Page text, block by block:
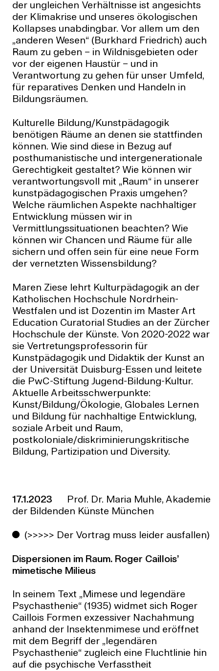
der ungleichen Verhältnisse ist angesichts
der Klimakrise und unseres ökologischen
Kollapses unabdingbar. Vor allem um den
„anderen Wesen“ (Burkhard Friedrich) auch
Raum zu geben – in Wildnisgebieten oder
vor der eigenen Haustür – und in
Verantwortung zu gehen für unser Umfeld,
für reparatives Denken und Handeln in
Bildungsräumen.
Kulturelle Bildung/Kunstpädagogik
benötigen Räume an denen sie stattfinden
können. Wie sind diese in Bezug auf
posthumanistische und intergenerationale
Gerechtigkeit gestaltet? Wie können wir
verantwortungsvoll mit „Raum“ in unserer
kunstpädagogischen Praxis umgehen?
Welche räumlichen Aspekte nachhaltiger
Entwicklung müssen wir in
Vermittlungssituationen beachten? Wie
können wir Chancen und Räume für alle
sichern und offen sein für eine neue Form
der vernetzten Wissensbildung?
Maren Ziese lehrt Kulturpädagogik an der
Katholischen Hochschule Nordrhein-
Westfalen und ist Dozentin im Master Art
Education Curatorial Studies an der Zürcher
Hochschule der Künste. Von 2020-2022 war
sie Vertretungsprofessorin für
Kunstpädagogik und Didaktik der Kunst an
der Universität Duisburg-Essen und leitete
die PwC-Stiftung Jugend-Bildung-Kultur.
Aktuelle Arbeitsschwerpunkte:
Kunst/Bildung/Ökologie, Globales Lernen
und Bildung für nachhaltige Entwicklung,
soziale Arbeit und Raum,
postkoloniale/diskriminierungskritische
Bildung, Partizipation und Diversity.
17.1.2023 Prof. Dr. Maria Muhle, Akademie
der Bildenden Künste München
(>>>>> Der Vortrag muss leider ausfallen)
Dispersionen im Raum. Roger Caillois’
mimetische Milieus
In seinem Text „Mimese und legendäre
Psychasthenie“ (1935) widmet sich Roger
Caillois Formen exzessiver Nachahmung
anhand der Insektenmimese und eröffnet
mit dem Begriff der „legendären
Psychasthenie“ zugleich eine Fluchtlinie hin
auf die psychische Verfasstheit